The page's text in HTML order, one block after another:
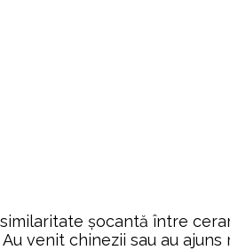
șocantă între
venit chinezii sau au ajuns